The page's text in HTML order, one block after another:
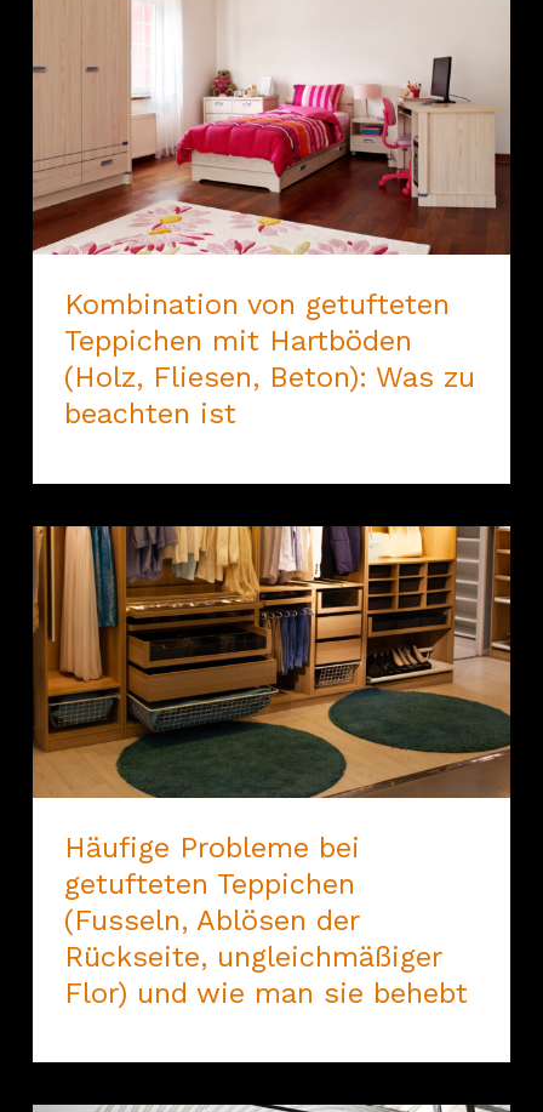
Kombination von getufteten
Teppichen mit Hartböden
(Holz, Fliesen, Beton): Was zu
beachten ist
Häufige Probleme bei
getufteten Teppichen
(Fusseln, Ablösen der
Rückseite, ungleichmäßiger
Flor) und wie man sie behebt